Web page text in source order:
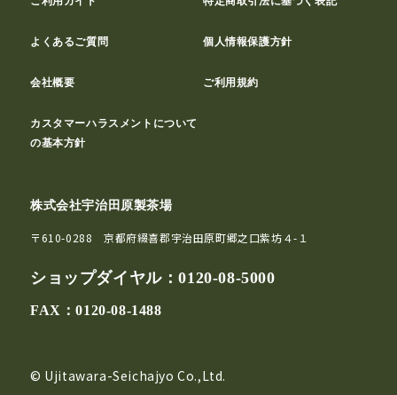
よくあるご質問 個人情報保護方針
会社概要 ご利用規約
カスタマーハラスメントについて
の基本方針
株式会社宇治田原製茶場
〒610-0288 京都府綴喜郡宇治田原町郷之口紫坊４-１
ショップダイヤル：0120-08-5000
FAX：0120-08-1488
© Ujitawara-Seichajyo Co.,Ltd.